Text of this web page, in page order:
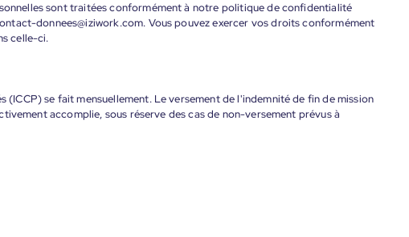
sont traitées conformément à notre politique de confidentialité
donnees@iziwork.com. Vous pouvez exercer vos droits conformément
celle-ci.
(ICCP) se fait mensuellement. Le versement de l'indemnité de fin de mission
accomplie, sous réserve des cas de non-versement prévus à